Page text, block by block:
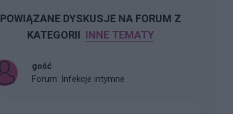
POWIĄZANE DYSKUSJE NA FORUM Z
KATEGORII INNE TEMATY
gość
Forum: Infekcje intymne